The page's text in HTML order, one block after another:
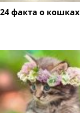
24 факта о кошках